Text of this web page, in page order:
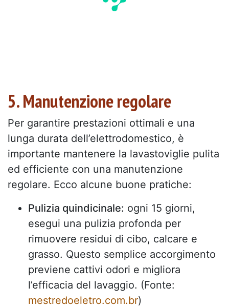
5. Manutenzione regolare
Per garantire prestazioni ottimali e una
lunga durata dell’elettrodomestico, è
importante mantenere la lavastoviglie pulita
ed efficiente con una manutenzione
regolare. Ecco alcune buone pratiche:
Pulizia quindicinale: ogni 15 giorni,
esegui una pulizia profonda per
rimuovere residui di cibo, calcare e
grasso. Questo semplice accorgimento
previene cattivi odori e migliora
l’efficacia del lavaggio. (Fonte:
mestredoeletro.com.br)